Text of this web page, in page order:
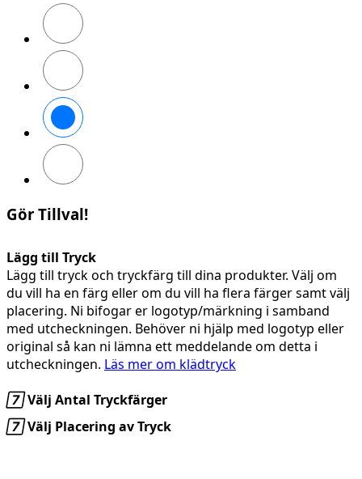
Gör Tillval!
Lägg till Tryck
Lägg till tryck och tryckfärg till dina produkter. Välj om
du vill ha en färg eller om du vill ha flera färger samt välj
placering. Ni bifogar er logotyp/märkning i samband
med utcheckningen. Behöver ni hjälp med logotyp eller
original så kan ni lämna ett meddelande om detta i
utcheckningen. Läs mer om klädtryck
Välj Antal Tryckfärger
Välj Placering av Tryck